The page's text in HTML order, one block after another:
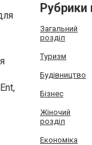
Рубрики
Загальний
розділ
Туризм
Будівництво
Бізнес
Жіночий
розділ
Економіка